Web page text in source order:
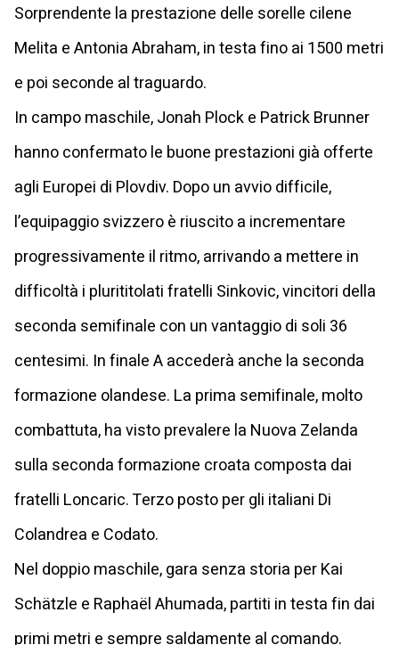
Sorprendente la prestazione delle sorelle cilene
Melita e Antonia Abraham, in testa fino ai 1500 metri
e poi seconde al traguardo.
In campo maschile, Jonah Plock e Patrick Brunner
hanno confermato le buone prestazioni già offerte
agli Europei di Plovdiv. Dopo un avvio difficile,
l’equipaggio svizzero è riuscito a incrementare
progressivamente il ritmo, arrivando a mettere in
difficoltà i plurititolati fratelli Sinkovic, vincitori della
seconda semifinale con un vantaggio di soli 36
centesimi. In finale A accederà anche la seconda
formazione olandese. La prima semifinale, molto
combattuta, ha visto prevalere la Nuova Zelanda
sulla seconda formazione croata composta dai
fratelli Loncaric. Terzo posto per gli italiani Di
Colandrea e Codato.
Nel doppio maschile, gara senza storia per Kai
Schätzle e Raphaël Ahumada, partiti in testa fin dai
primi metri e sempre saldamente al comando.